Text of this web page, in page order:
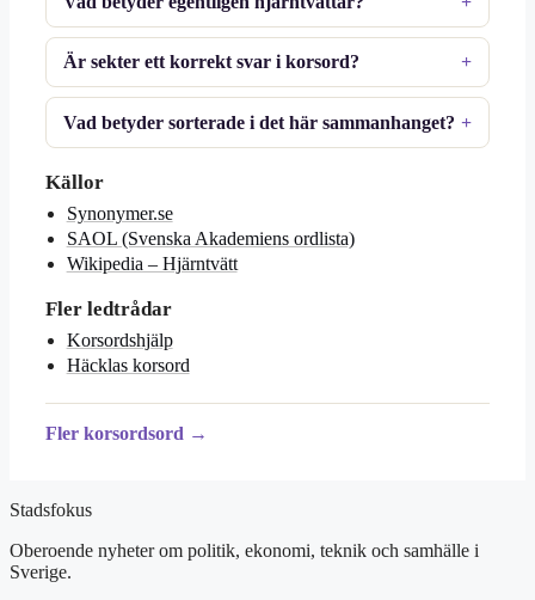
Är sekter ett korrekt svar i korsord?
Vad betyder sorterade i det här sammanhanget?
Källor
Synonymer.se
SAOL (Svenska Akademiens ordlista)
Wikipedia – Hjärntvätt
Fler ledtrådar
Korsordshjälp
Häcklas korsord
Fler korsordsord →
Stadsfokus
Oberoende nyheter om politik, ekonomi, teknik och samhälle i
Sverige.